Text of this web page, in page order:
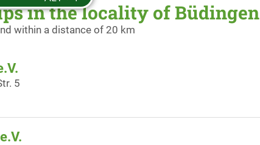
in the locality of Büdingen
within a distance of 20 km
5